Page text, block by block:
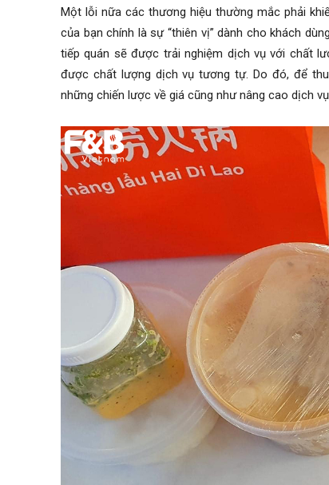
Một lỗi nữa các thương hiệu thường mắc phải
của bạn chính là sự “thiên vị” dành cho khách
tiếp quán sẽ được trải nghiệm dịch vụ với chất
được chất lượng dịch vụ tương tự. Do đó, để
những chiến lược về giá cũng như nâng cao dịch